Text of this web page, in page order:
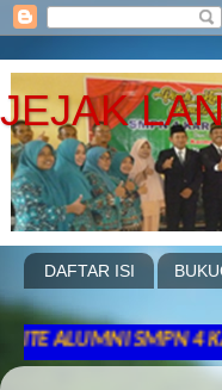
JEJAK
DAFTAR ISI
ALUMNI SMPN